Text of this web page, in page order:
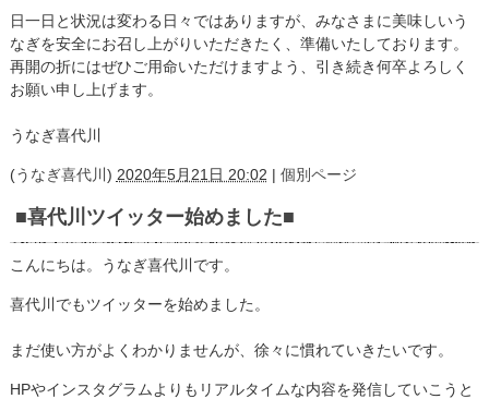
日一日と状況は変わる日々ではありますが、みなさまに美味しいう
なぎを安全にお召し上がりいただきたく、準備いたしております。
再開の折にはぜひご用命いただけますよう、引き続き何卒よろしく
お願い申し上げます。
うなぎ喜代川
(うなぎ喜代川 ) 2020年5月21日 20:02 | 個別ページ
■喜代川ツイッター始めました■
こんにちは。うなぎ喜代川です。
喜代川でもツイッターを始めました。
まだ使い方がよくわかりませんが、徐々に慣れていきたいです。
HPやインスタグラムよりもリアルタイムな内容を発信していこうと